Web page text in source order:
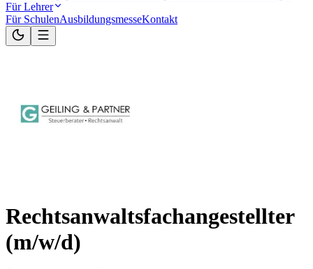
Für Lehrer
Für SchulenAusbildungsmesseKontakt
Rechtsanwaltsfachangestellter
(m/w/d)